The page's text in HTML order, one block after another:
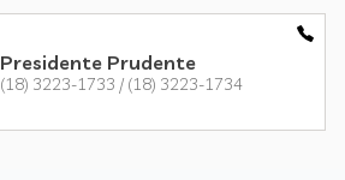
Presidente Prudente
(18) 3223-1733 / (18) 3223-1734